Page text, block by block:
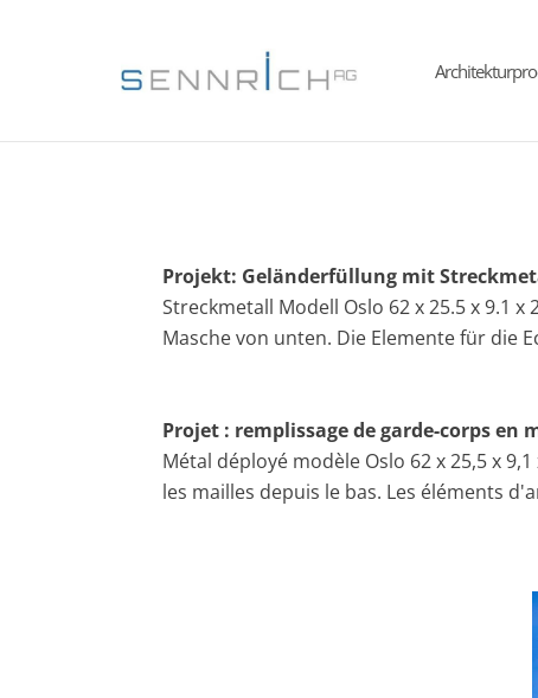
Projekt: Geländerfüllung mit
Streckmetall Modell Oslo 62 x 25.5 x 9.1
Masche von unten. Die Elemente für die
Projet : remplissage de garde-corps en
Métal déployé modèle Oslo 62 x 25,5 x
les mailles depuis le bas. Les éléments